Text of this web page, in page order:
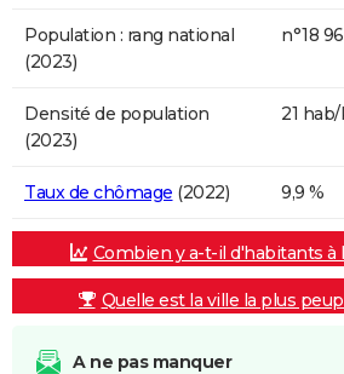
Population : rang national
(2023)
n°18
Densité de population
(2023)
21
Taux de chômage (2022) 9,9 %
Combien y a-t-il d'habitants à
Quelle est la ville la plus
A ne pas manquer